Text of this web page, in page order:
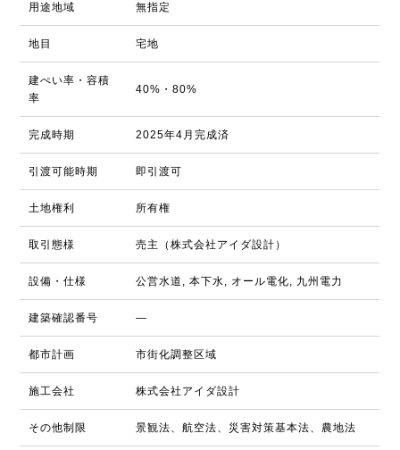
用途地域 無指定
地目 宅地
建ぺい率・容積
率
40%・80%
完成時期 2025年4月完成済
引渡可能時期 即引渡可
土地権利 所有権
取引態様 売主（株式会社アイダ設計）
設備・仕様 公営水道, 本下水, オール電化, 九州電力
建築確認番号 ―
都市計画 市街化調整区域
施工会社 株式会社アイダ設計
その他制限 景観法、航空法、災害対策基本法、農地法